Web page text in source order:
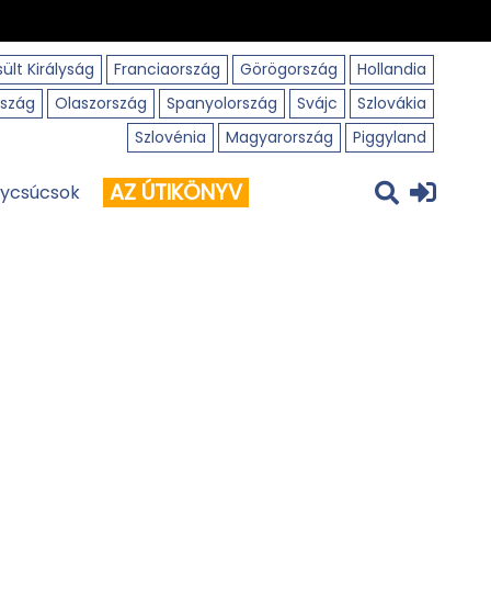
Királyság Franciaország Görögország
Hollandia
Olaszország Spanyolország Svájc
Szlovákia
Szlovénia
Magyarország Piggyland
AZ ÚTIKÖNYV